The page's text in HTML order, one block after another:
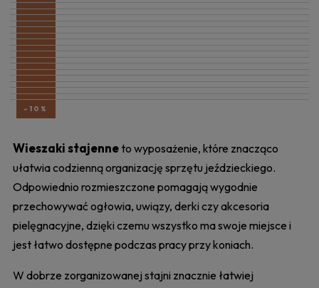
-10%
-10%
-10%
-10%
-10%
-10%
-10%
-10%
-10%
-10%
-10%
-10%
-10%
-10%
-10%
-10%
-10%
-10%
Wieszaki stajenneto wyposażenie, które znacząco
ułatwia codzienną organizację sprzętu jeździeckiego.
Odpowiednio rozmieszczone pomagają wygodnie
przechowywać ogłowia, uwiązy, derki czy akcesoria
pielęgnacyjne, dzięki czemu wszystko ma swoje miejsce i
jest łatwo dostępne podczas pracy przy koniach.
W dobrze zorganizowanej stajni znacznie łatwiej